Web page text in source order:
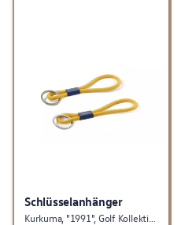
Schlüsselanhänger
Kurkuma, "1991", Golf Kollektion